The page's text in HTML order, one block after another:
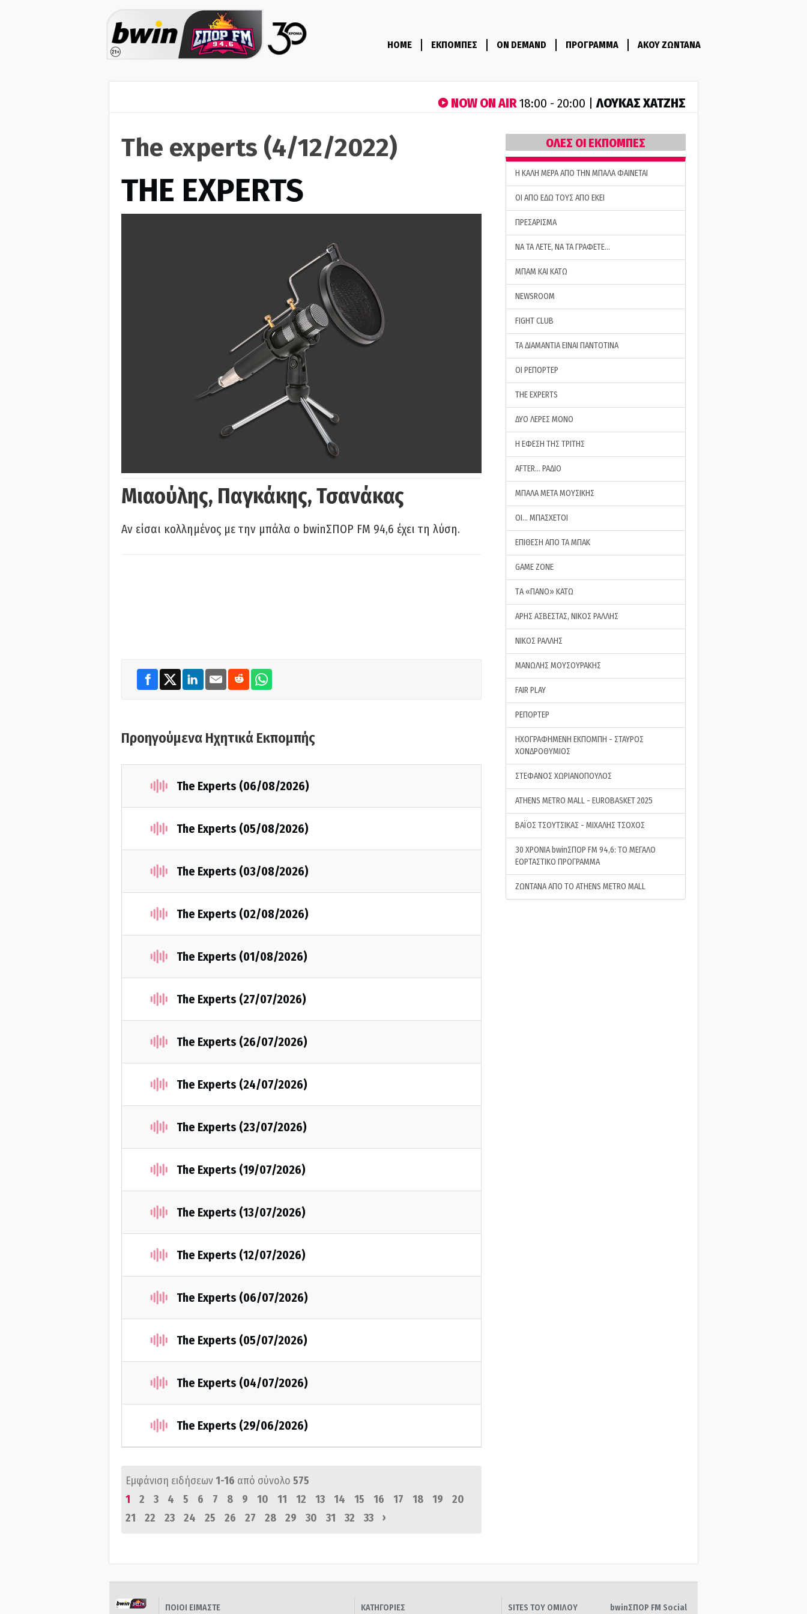
HOME ΕΚΠΟΜΠΕΣ ON DEMAND ΠΡΟΓΡΑΜΜΑ ΑΚΟΥ ΖΩΝΤΑΝΑ
NOW ON AIR18:00 - 20:00 |ΛΟΥΚΑΣ ΧΑΤΖΗΣ
The experts (4/12/2022)
THE EXPERTS
Μιαούλης, Παγκάκης, Τσανάκας
Αν είσαι κολλημένος με την μπάλα ο bwinΣΠΟΡ FM 94,6 έχει τη λύση.
Προηγούμενα Ηχητικά Εκπομπής
The Experts (06/08/2026)
The Experts (05/08/2026)
The Experts (03/08/2026)
The Experts (02/08/2026)
The Experts (01/08/2026)
The Experts (27/07/2026)
The Experts (26/07/2026)
The Experts (24/07/2026)
The Experts (23/07/2026)
The Experts (19/07/2026)
The Experts (13/07/2026)
The Experts (12/07/2026)
The Experts (06/07/2026)
The Experts (05/07/2026)
The Experts (04/07/2026)
The Experts (29/06/2026)
Εμφάνιση ειδήσεων1-16 από σύνολο 575
1
2 3 4 5 6 7 8 9 10 11 12 13 14 15 16 17 18 19
20
21
22 23 24 25 26 27 28 29 30 31 32 33 ›
ΟΛΕΣ ΟΙ ΕΚΠΟΜΠΕΣ
H ΚΑΛΗ ΜΕΡΑ ΑΠΟ ΤΗΝ ΜΠΑΛΑ ΦΑΙΝΕΤΑΙ
ΟΙ ΑΠΟ ΕΔΩ ΤΟΥΣ ΑΠΟ ΕΚΕΙ
ΠΡΕΣΑΡΙΣΜΑ
ΝΑ ΤΑ ΛΕΤΕ, ΝΑ ΤΑ ΓΡΑΦΕΤΕ…
ΜΠΑΜ ΚΑΙ ΚΑΤΩ
NEWSROOM
FIGHT CLUB
ΤΑ ΔΙΑΜΑΝΤΙΑ ΕΙΝΑΙ ΠΑΝΤΟΤΙΝΑ
ΟΙ ΡΕΠΟΡΤΕΡ
THE EXPERTS
ΔΥΟ ΛΕΡΕΣ ΜΟΝΟ
Η ΕΦΕΣΗ ΤΗΣ ΤΡΙΤΗΣ
AFTER… ΡΑΔΙΟ
ΜΠΑΛΑ ΜΕΤΑ ΜΟΥΣΙΚΗΣ
ΟΙ… ΜΠΑΣΧΕΤΟΙ
ΕΠΙΘΕΣΗ ΑΠΟ ΤΑ ΜΠΑΚ
GAME ZONE
ΤA «ΠΑΝΟ» ΚΑΤΩ
ΑΡΗΣ ΑΣΒΕΣΤΑΣ, ΝΙΚΟΣ ΡΑΛΛΗΣ
ΝΙΚΟΣ ΡΑΛΛΗΣ
ΜΑΝΩΛΗΣ ΜΟΥΣΟΥΡΑΚΗΣ
FAIR PLAY
ΡΕΠΟΡΤΕΡ
ΗΧΟΓΡΑΦΗΜΕΝΗ ΕΚΠΟΜΠΗ - ΣΤΑΥΡΟΣ
ΧΟΝΔΡΟΘΥΜΙΟΣ
ΣΤΕΦΑΝΟΣ ΧΩΡΙΑΝΟΠΟΥΛΟΣ
ATHENS METRO MALL - EUROBASKET 2025
ΒΑΪΟΣ ΤΣΟΥΤΣΙΚΑΣ - ΜΙΧΑΛΗΣ ΤΣΟΧΟΣ
30 ΧΡΟΝΙΑ bwinΣΠΟΡ FM 94,6: ΤΟ ΜΕΓΑΛΟ
ΕΟΡΤΑΣΤΙΚΟ ΠΡΟΓΡΑΜΜΑ
ΖΩΝΤΑΝΑ ΑΠΟ ΤΟ ATHENS METRO MALL
ΠΟΙΟΙ ΕΙΜΑΣΤΕ ΚΑΤΗΓΟΡΙΕΣ SITES ΤΟΥ ΟΜΙΛΟΥ bwinΣΠΟΡ FM Social